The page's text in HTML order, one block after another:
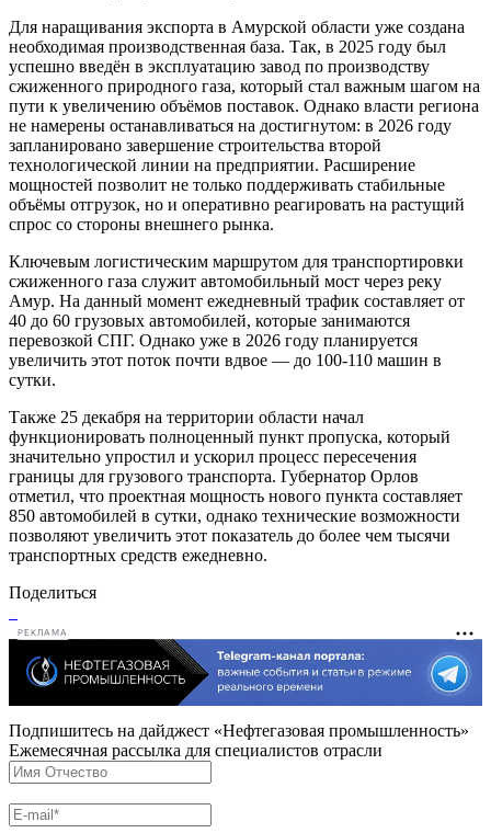
Для наращивания экспорта в Амурской области уже создана
необходимая производственная база. Так, в 2025 году был
успешно введён в эксплуатацию завод по производству
сжиженного природного газа, который стал важным шагом на
пути к увеличению объёмов поставок. Однако власти региона
не намерены останавливаться на достигнутом: в 2026 году
запланировано завершение строительства второй
технологической линии на предприятии. Расширение
мощностей позволит не только поддерживать стабильные
объёмы отгрузок, но и оперативно реагировать на растущий
спрос со стороны внешнего рынка.
Ключевым логистическим маршрутом для транспортировки
сжиженного газа служит автомобильный мост через реку
Амур. На данный момент ежедневный трафик составляет от
40 до 60 грузовых автомобилей, которые занимаются
перевозкой СПГ. Однако уже в 2026 году планируется
увеличить этот поток почти вдвое — до 100-110 машин в
сутки.
Также 25 декабря на территории области начал
функционировать полноценный пункт пропуска, который
значительно упростил и ускорил процесс пересечения
границы для грузового транспорта. Губернатор Орлов
отметил, что проектная мощность нового пункта составляет
850 автомобилей в сутки, однако технические возможности
позволяют увеличить этот показатель до более чем тысячи
транспортных средств ежедневно.
Поделиться
РЕКЛАМА
Подпишитесь на дайджест «Нефтегазовая промышленность»
Ежемесячная рассылка для специалистов отрасли